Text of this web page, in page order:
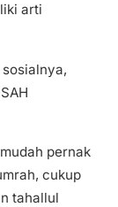
arti
pernak
cukup
tahallul